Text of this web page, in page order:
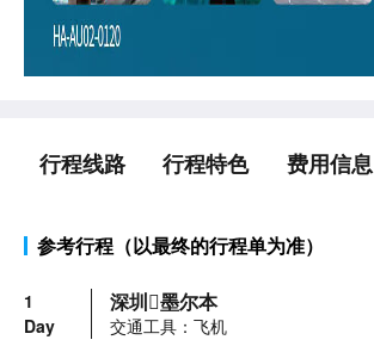
行程线路 行程特色 费用信息
参考行程（以最终的行程单为准）
1
Day
深圳墨尔本
交通工具：飞机